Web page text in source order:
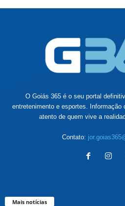
O Goiás 365 é o seu portal
entretenimento e esportes. Informação
atento de quem vive a
Contato:
Mais notícias